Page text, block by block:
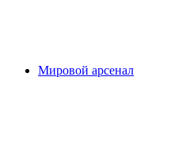
Мировой арсенал